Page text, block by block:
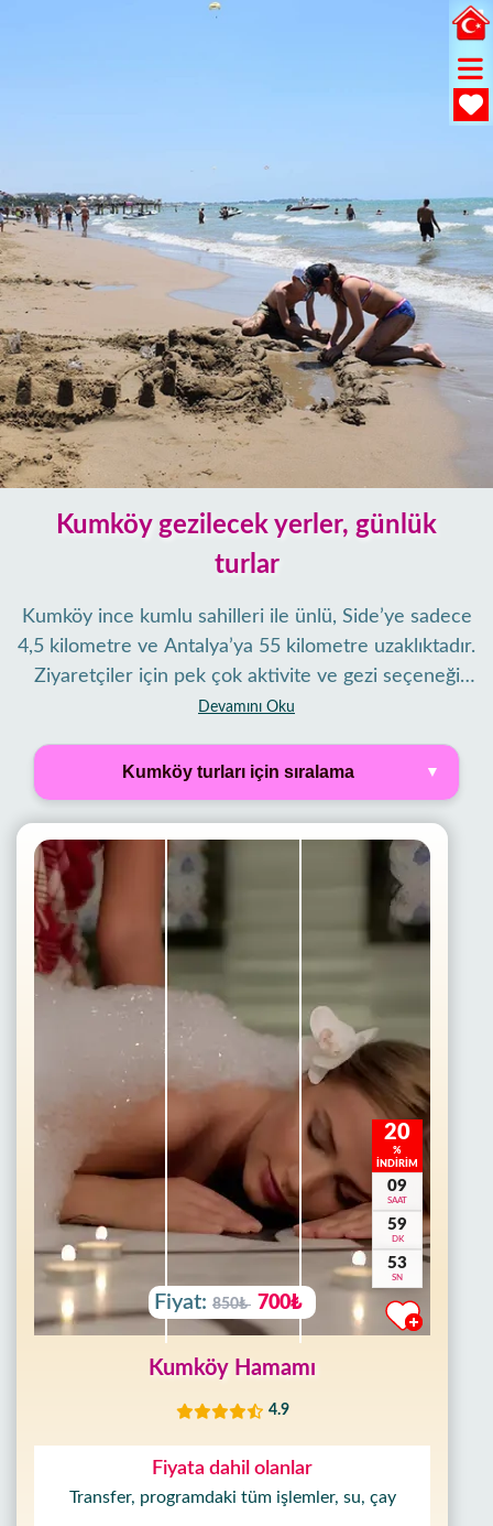
Kumköy gezilecek yerler, günlük
turlar
Kumköy ince kumlu sahilleri ile ünlü, Side’ye sadece
4,5 kilometre ve Antalya’ya 55 kilometre uzaklıktadır.
Ziyaretçiler için pek çok aktivite ve gezi seçeneği
bulunur. Her pazartesi 08.00–21.00 saatleri arasında
eşyalarla alışveriş için popüler bir noktadır.
Kumköy’deki My Side Tours seyahat acentesi,
bölgedeki gezilecek yerler ve çevre destinasyonlara
günlük turlar düzenliyor.
Devamını Oku
Filter Tours
Kumköy turları için sıralama
20
%
İNDİRİM
09
SAAT
59
DK
50
SN
Fiyat: 850₺ 700₺
Kumköy Hamamı
4.9
Fiyata dahil olanlar
Transfer, programdaki tüm işlemler, su, çay